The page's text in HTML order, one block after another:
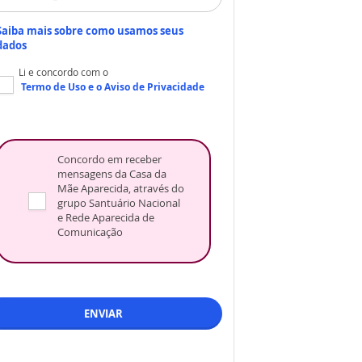
mais sobre como usamos seus
Li e concordo com o
Termo de Usoe oAviso de Privacidade
Concordo em receber
mensagens da Casa da
Mãe Aparecida, através do
grupo Santuário Nacional
e Rede Aparecida de
Comunicação
ENVIAR